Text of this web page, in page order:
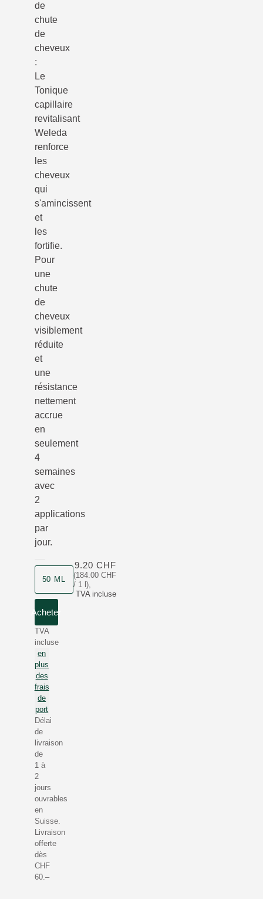
de
chute
de
cheveux
:
Le
Tonique
capillaire
revitalisant
Weleda
renforce
les
cheveux
qui
s'amincissent
et
les
fortifie.
Pour
une
chute
de
cheveux
visiblement
réduite
et
une
résistance
nettement
accrue
en
seulement
4
semaines
avec
2
applications
par
jour.
50 ML
(184.00 CHF
/ 1 l),
TVA incluse
9.20 CHF
Acheter
TVA
incluse
en
plus
des
frais
de
port
Délai
de
livraison
de
1 à
2
jours
ouvrables
en
Suisse.
Livraison
offerte
dès
CHF
60.–